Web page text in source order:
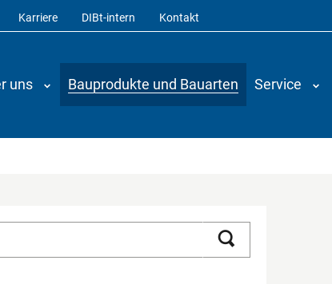
Karriere DIBt-intern Kontakt
uns Bauprodukte und Bauarten Service